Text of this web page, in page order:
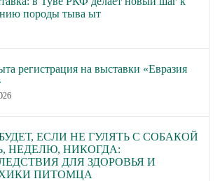
породы тыва ыт
регистрация на выставки «Евразия
ЕСЛИ НЕ ГУЛЯТЬ С СОБАКОЙ
НЕДЕЛЮ, НИКОГДА:
ДЛЯ ЗДОРОВЬЯ И
ПИТОМЦА